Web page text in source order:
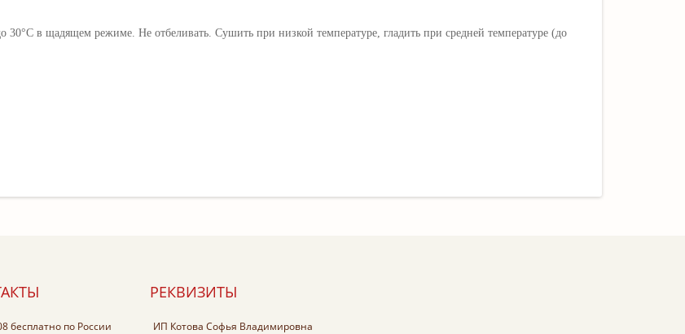
в щадящем режиме. Не отбеливать. Сушить при низкой температуре, гладить при средней температуре (до
бесплатно по России
РЕКВИЗИТЫ
ИП Котова Софья Владимировна